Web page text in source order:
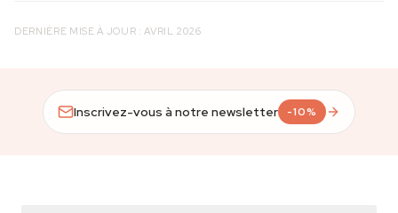
DERNIÈRE MISE À JOUR : AVRIL 2026
Inscrivez-vous à notre newsletter -10%